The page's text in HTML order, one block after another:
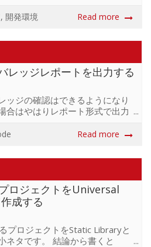
だけも何なので前回から 初期セ
メGUIツール を追加しました。
index_ja.html OSX 設定
スクリーンセーバー 開始まで
を自動的に隠す / 表示 : ☑
, 開発環境 Read more
レッジレポートを出力する
ッジの確認はできるようになり
合はやはりレポート形式で出力
ます。 ※本記事は2016年02月
CocoaPods 0.39.0 Homebrew
でパッケージ管理して
る カバレッジレポートをHTML
ル等々 XcodeCoverage lcov
Read more
ロジェクトをUniversal
成する
プロジェクトをStatic Libraryと
ネタです。 結論から書くと